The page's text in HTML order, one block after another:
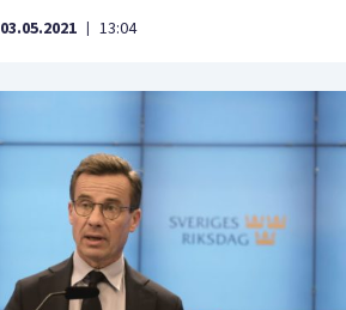
03.05.2021 | 13:04